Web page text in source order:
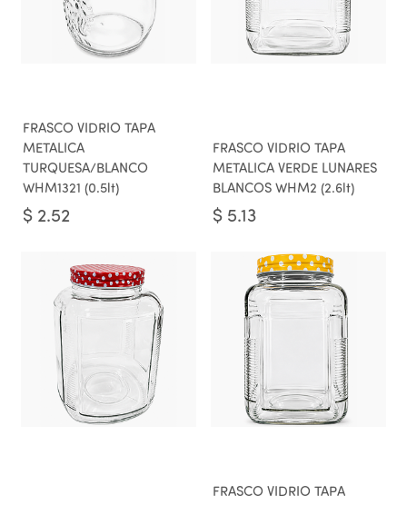
FRASCO VIDRIO TAPA
METALICA
TURQUESA/BLANCO
WHM1321 (0.5lt)
$ 2.52
FRASCO VIDRIO TAPA
METALICA VERDE LUNARES
BLANCOS WHM2 (2.6lt)
$ 5.13
FRASCO VIDRIO TAPA